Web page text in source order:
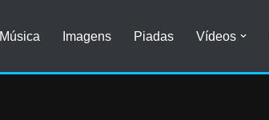
Música Imagens Piadas Vídeos